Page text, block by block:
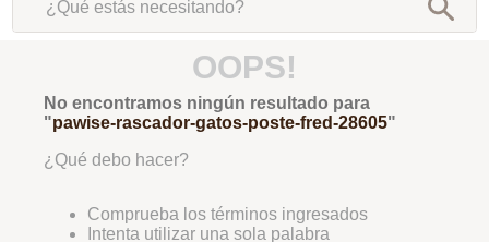
OOPS!
No encontramos ningún resultado para
"pawise-rascador-gatos-poste-fred-28605"
¿Qué debo hacer?
Comprueba los términos ingresados
Intenta utilizar una sola palabra